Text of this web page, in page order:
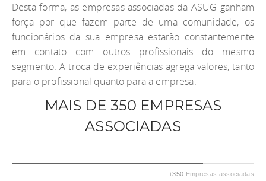
Desta forma, as empresas associadas da ASUG ganham
força por que fazem parte de uma comunidade, os
funcionários da sua empresa estarão constantemente
em contato com outros profissionais do mesmo
segmento. A troca de experiências agrega valores, tanto
para o profissional quanto para a empresa.
MAIS DE 350 EMPRESAS
ASSOCIADAS
+350 Empresas associadas